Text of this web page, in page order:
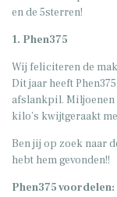
en de 5sterren!
1. Phen375
Wij feliciteren de
Dit jaar heeft
afslankpil. Miljoenen
kilo’s kwijtgeraakt
Ben jij op zoek naar
hebt hem gevonden!!
Phen375 voordelen: